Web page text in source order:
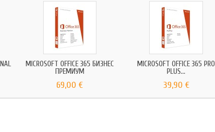
MICROSOFT OFFICE 365 БИЗНЕС
ПРЕМИУМ
69,00 €
MICROSOFT OFFICE 365 PRO
PLUS...
39,90 €